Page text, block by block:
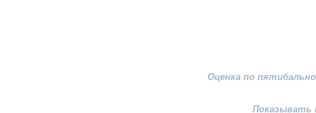
Оценка по
Показывать